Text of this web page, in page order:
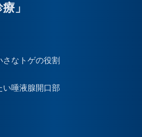
」
なトゲの役割
い唾液腺開口部